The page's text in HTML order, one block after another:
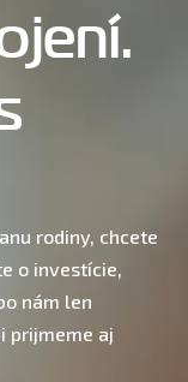
rodiny, chcete
o investície,
nám len
prijmeme aj